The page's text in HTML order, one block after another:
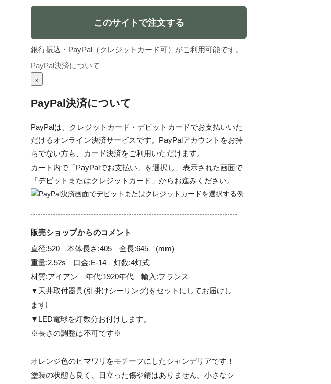
このサイトで注文する
銀行振込・PayPal（クレジットカード可）がご利用可能です。
PayPal決済について
×
PayPal決済について
PayPalは、クレジットカード・デビットカードでお支払いいた
だけるオンライン決済サービスです。PayPalアカウントをお持
ちでない方も、カード決済をご利用いただけます。
カート内で「PayPalでお支払い」を選択し、表示された画面で
「デビットまたはクレジットカード」からお進みください。
販売ショップからのコメント
直径:520　本体長さ:405　全長:645　(mm)
重量:2.5?s　口金:E-14　灯数:4灯式
材質:アイアン　年代:1920年代　輸入:フランス
▼天井取付器具(引掛けシーリング)をセットにしてお届けし
ます!
▼LED電球を灯数分お付けします。
※長さの調整は不可です※
オレンジ色のヒマワリをモチーフにしたシャンデリアです！
塗装の状態も良く、目立った傷や錆はありません。小さなシ